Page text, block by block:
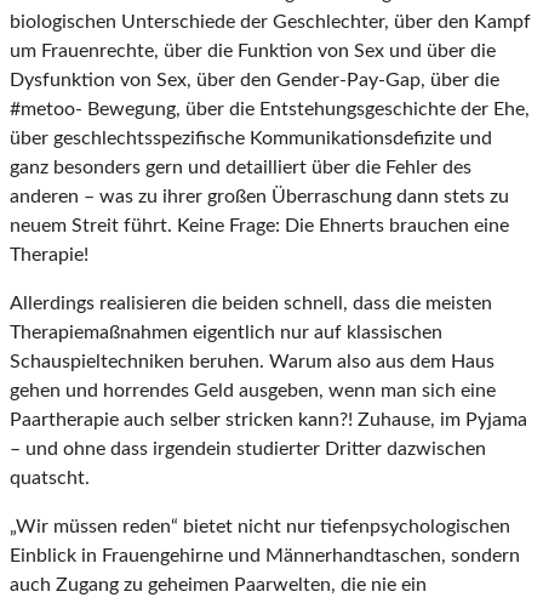
biologischen Unterschiede der Geschlechter, über den Kampf
um Frauenrechte, über die Funktion von Sex und über die
Dysfunktion von Sex, über den Gender-Pay-Gap, über die
#metoo- Bewegung, über die Entstehungsgeschichte der Ehe,
über geschlechtsspezifische Kommunikationsdefizite und
ganz besonders gern und detailliert über die Fehler des
anderen – was zu ihrer großen Überraschung dann stets zu
neuem Streit führt. Keine Frage: Die Ehnerts brauchen eine
Therapie!
Allerdings realisieren die beiden schnell, dass die meisten
Therapiemaßnahmen eigentlich nur auf klassischen
Schauspieltechniken beruhen. Warum also aus dem Haus
gehen und horrendes Geld ausgeben, wenn man sich eine
Paartherapie auch selber stricken kann?! Zuhause, im Pyjama
– und ohne dass irgendein studierter Dritter dazwischen
quatscht.
„Wir müssen reden“ bietet nicht nur tiefenpsychologischen
Einblick in Frauengehirne und Männerhandtaschen, sondern
auch Zugang zu geheimen Paarwelten, die nie ein